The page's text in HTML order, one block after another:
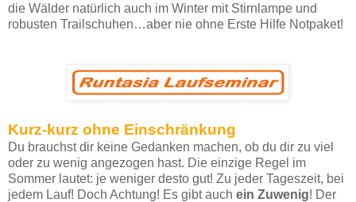
die Wälder natürlich auch im Winter mit Stirnlampe und
robusten Trailschuhen…aber nie ohne Erste Hilfe Notpaket!
Kurz-kurz ohne Einschränkung
Du brauchst dir keine Gedanken machen, ob du dir zu viel
oder zu wenig angezogen hast. Die einzige Regel im
Sommer lautet: je weniger desto gut! Zu jeder Tageszeit, bei
jedem Lauf! Doch Achtung! Es gibt auch ein Zuwenig! Der